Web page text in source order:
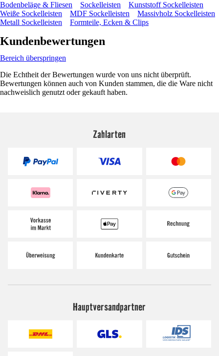
Bodenbeläge & Fliesen
Sockelleisten
Kunststoff Sockelleisten
Weiße Sockelleisten
MDF Sockelleisten
Massivholz Sockelleisten
Metall Sockelleisten
Formteile, Ecken & Clips
Kundenbewertungen
Bereich überspringen
Die Echtheit der Bewertungen wurde von uns nicht überprüft.
Bewertungen können auch von Kunden stammen, die die Ware nicht
nachweislich genutzt oder gekauft haben.
Zahlarten
Hauptversandpartner